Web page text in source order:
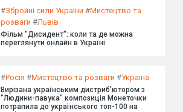
#Збройні сили України #Мистецтво та
розваги #Львів
Фільм "Дисидент": коли та де можна
переглянути онлайн в Україні
#Росія #Мистецтво та розваги #Україна
Вирізана українським дистриб'ютором з
"Людини-павука" композиція Монеточки
потрапила до українського топ-100 на